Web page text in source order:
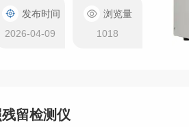
鉴别法（光刺激发光法） 符合
典9261《辐照中药光释光检测
发布时间
2026-04-09
浏览量
1018
留检测仪